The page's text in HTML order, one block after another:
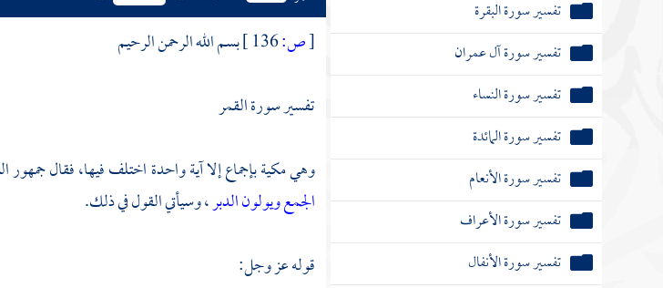
تفسير سورة البقرة
تفسير سورة آل عمران
تفسير سورة النساء
تفسير سورة المائدة
تفسير سورة الأنعام
تفسير سورة الأعراف
تفسير سورة الأنفال
[ص:
بسم الله الرحمن الرحيم
تفسير سورة القمر
وهي مكية بإجماع إلا آية واحدة اختلف فيها، فقال
الجمع ويولون الدبر، وسيأتي القول في ذلك.
قوله عز وجل: